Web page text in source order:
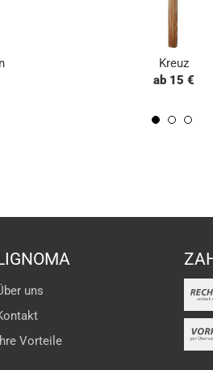
Kreuz
ab 15 €
uns
Vorteile